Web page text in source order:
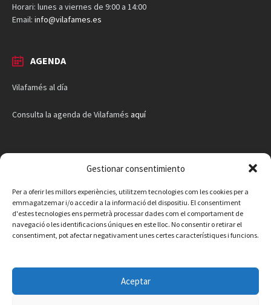
Gestionar consentimiento
Per a oferir les millors experiències, utilitzem tecnologies com les cookies per a
emmagatzemar i/o accedir a la informació del dispositiu. El consentiment
d'estes tecnologies ens permetrà processar dades com el comportament de
navegació o les identificacions úniques en este lloc. No consentir o retirar el
consentiment, pot afectar negativament unes certes característiques i funcions.
Aceptar
Horari: lunes a viernes de 9:00 a 14:00
Email: info@vilafames.es
AGENDA
Vilafamés al día
Consulta la agenda de Vilafamés aquí